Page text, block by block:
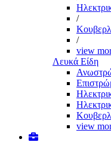
/
/
view
Λευκά Είδη
view